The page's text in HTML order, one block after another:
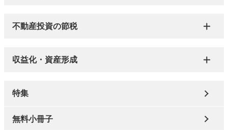
不動産投資の節税
収益化・資産形成
特集
無料小冊子